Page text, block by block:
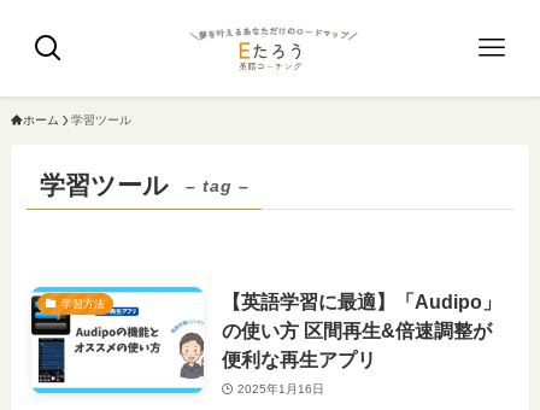
ホーム 学習ツール
学習ツール – tag –
学習方法
【英語学習に最適】「Audipo」
の使い方 区間再生&倍速調整が
便利な再生アプリ
2025年1月16日